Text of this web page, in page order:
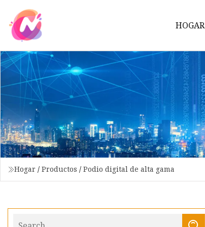
HOGAR
Hogar / Productos / Podio digital de alta gama